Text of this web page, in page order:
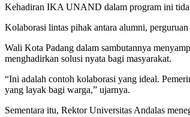
Kehadiran IKA UNAND dalam program ini
Kolaborasi lintas pihak antara alumni,
Wali Kota Padang dalam sambutannya
menghadirkan solusi nyata bagi masyarakat.
“Ini adalah contoh kolaborasi yang ideal.
yang layak bagi warga,” ujarnya.
Sementara itu, Rektor Universitas Andalas